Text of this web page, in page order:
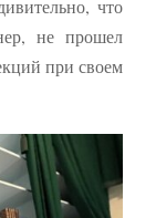
что
не прошел
при своем